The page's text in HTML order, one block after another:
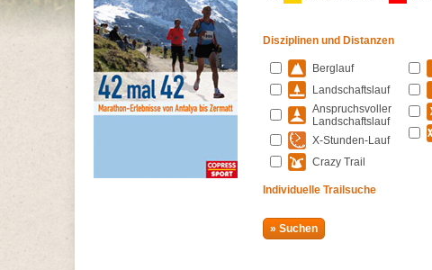
Disziplinen und Distanzen
Berglauf
Landschaftslauf
Anspruchsvoller
Landschaftslauf
X-Stunden-Lauf
Crazy Trail
Individuelle Trailsuche